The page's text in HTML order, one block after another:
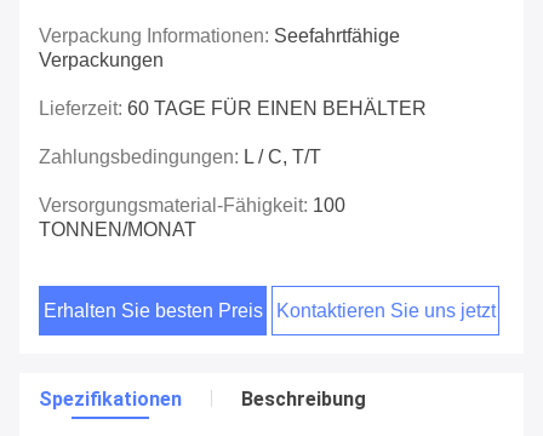
Verpackung Informationen: Seefahrtfähige
Verpackungen
Lieferzeit: 60 TAGE FÜR EINEN BEHÄLTER
Zahlungsbedingungen: L / C, T/T
Versorgungsmaterial-Fähigkeit: 100
TONNEN/MONAT
Erhalten Sie besten Preis Kontaktieren Sie uns jetzt
Spezifikationen Beschreibung